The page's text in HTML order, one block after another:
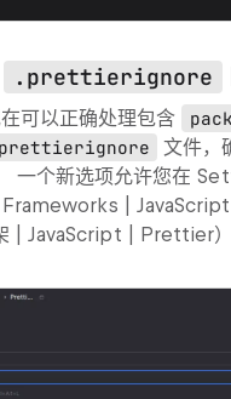
.prettierignore
可以正确处理包含
文件，
一个新选项允许您在
|
| JavaScript | Prettier